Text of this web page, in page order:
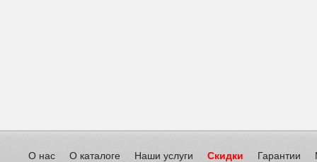
О нас О каталоге Наши услуги Скидки Гарантии